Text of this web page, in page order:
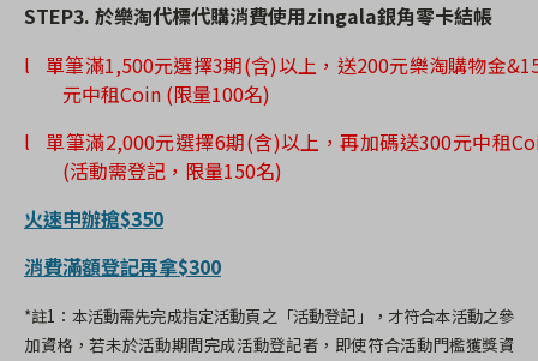
STEP3. 於樂淘代標代購消費使用zingala銀角零卡結帳
l
單筆滿1,500元選擇3期(含)以上，送200元樂淘購物金
元中租Coin (限量100名)
l
單筆滿2,000元選擇6期(含)以上，再加碼送300元中租
(活動需登記，限量150名)
火速申辦搶$350
消費滿額登記再拿$300
*註1 ：本活動需先完成指定活動頁之「活動登記」，才符合本活動之參
加資格，若未於活動期間完成活動登記者，即使符合活動門檻獲獎資